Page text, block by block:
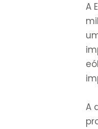
A
A